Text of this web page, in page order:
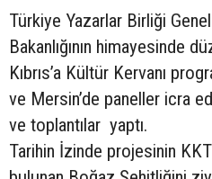
Türkiye Yazarlar Birliği
Bakanlığının himayesinde
Kıbrıs’a Kültür Kervanı
ve Mersin’de paneller icra
ve toplantılar yaptı.
Tarihin İzinde projesinin